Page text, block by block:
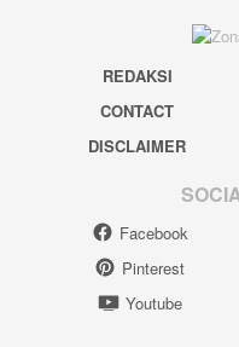
REDAKSI
CONTACT
DISCLAIMER
Facebook
Pinterest
Youtube